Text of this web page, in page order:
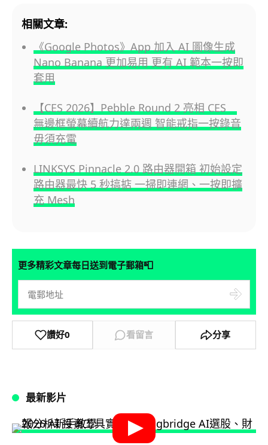
相關文章:
《Google Photos》App 加入 AI 圖像生成
Nano Banana 更加易用 更有 AI 範本一按即
套用
【CES 2026】Pebble Round 2 亮相 CES
無邊框螢幕續航力達兩週 智能戒指一按錄音
毋須充電
LINKSYS Pinnacle 2.0 路由器開箱 初始設定
路由器最快 5 秒搞掂 一掃即連網、一按即擴
充 Mesh
更多精彩文章每日送到電子郵箱📮
讚好0 看留言 分享
最新影片